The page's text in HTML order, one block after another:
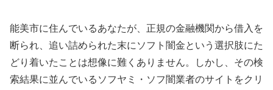
能美市に住んでいるあなたが、正規の金融機関から借入を
断られ、追い詰められた末にソフト闇金という選択肢にた
どり着いたことは想像に難くありません。しかし、その検
索結果に並んでいるソフヤミ・ソフ闇業者のサイトをクリ